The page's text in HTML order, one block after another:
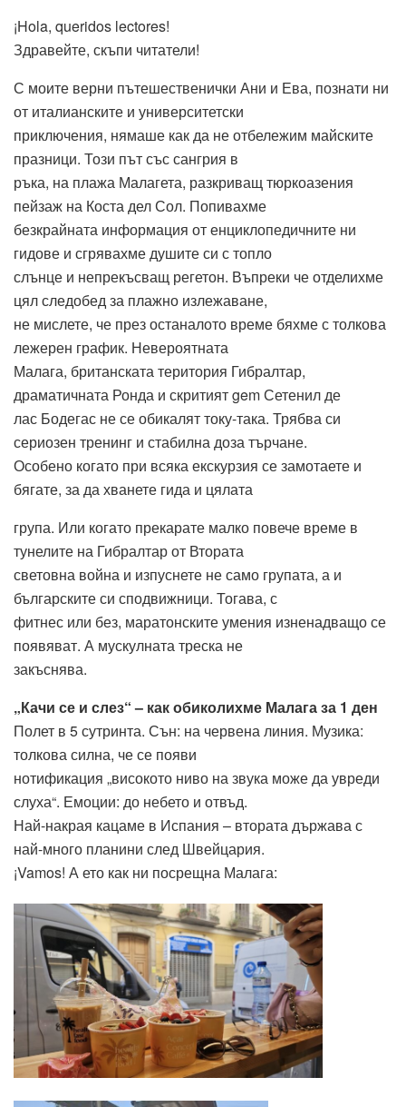
¡Hola, queridos lectores!
Здравейте, скъпи читатели!
С моите верни пътешественички Ани и Ева, познати ни
от италианските и университетски
приключения, нямаше как да не отбележим майските
празници. Този път със сангрия в
ръка, на плажа Малагета, разкриващ тюркоазения
пейзаж на Коста дел Сол. Попивахме
безкрайната информация от енциклопедичните ни
гидове и сгрявахме душите си с топло
слънце и непрекъсващ регетон. Въпреки че отделихме
цял следобед за плажно излежаване,
не мислете, че през останалото време бяхме с толкова
лежерен график. Невероятната
Малага, британската територия Гибралтар,
драматичната Ронда и скритият gem Сетенил де
лас Бодегас не се обикалят току-така. Трябва си
сериозен тренинг и стабилна доза търчане.
Особено когато при всяка екскурзия се замотаете и
бягате, за да хванете гида и цялата
група. Или когато прекарате малко повече време в
тунелите на Гибралтар от Втората
световна война и изпуснете не само групата, а и
българските си сподвижници. Тогава, с
фитнес или без, маратонските умения изненадващо се
появяват. А мускулната треска не
закъснява.
„Качи се и слез“ – как обиколихме Малага за 1 ден
Полет в 5 сутринта. Сън: на червена линия. Музика:
толкова силна, че се появи
нотификация „високото ниво на звука може да увреди
слуха“. Емоции: до небето и отвъд.
Най-накрая кацаме в Испания – втората държава с
най-много планини след Швейцария.
¡Vamos! А ето как ни посрещна Малага: